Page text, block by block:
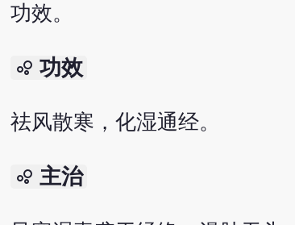
功效。
bubble_chart 功效
祛风散寒，化湿通经。
bubble_chart 主治